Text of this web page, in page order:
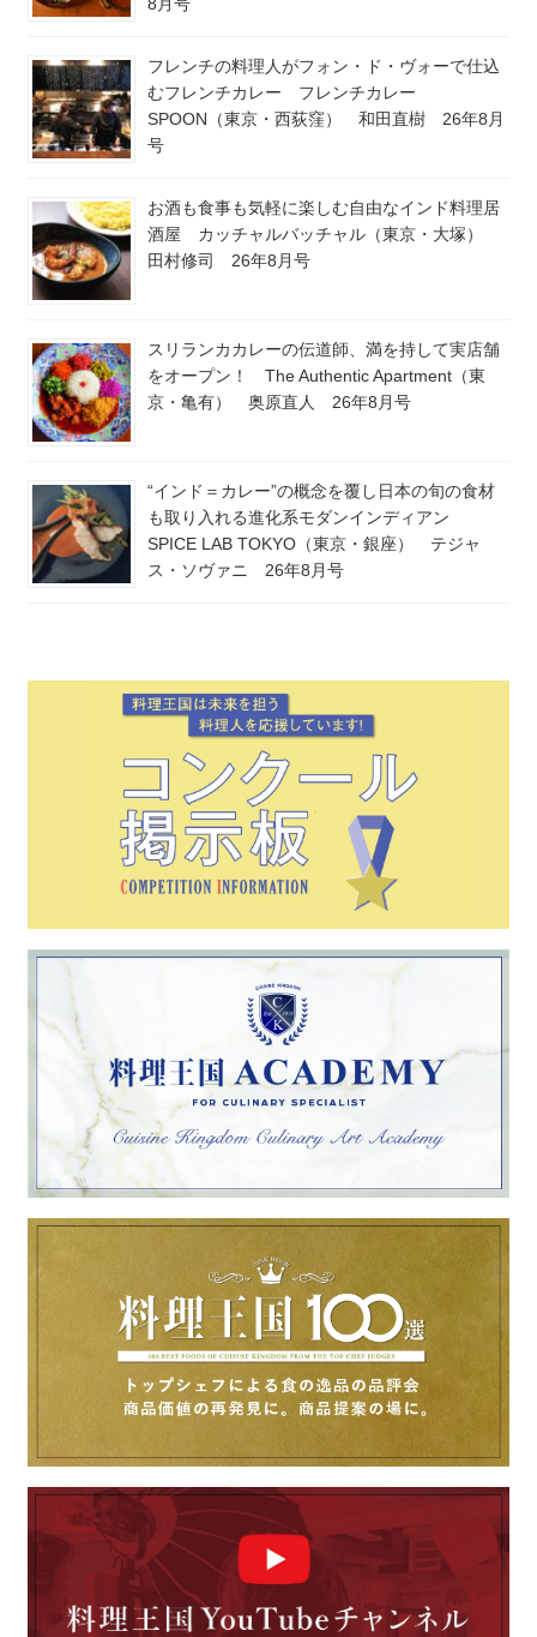
フレンチの料理人がフォン・ド・ヴォーで仕込
むフレンチカレー フレンチカレー
SPOON（東京・西荻窪） 和田直樹 26年8月
号
お酒も食事も気軽に楽しむ自由なインド料理居
酒屋 カッチャルバッチャル（東京・大塚）
田村修司 26年8月号
スリランカカレーの伝道師、満を持して実店舗
をオープン！ The Authentic Apartment（東
京・亀有） 奥原直人 26年8月号
“インド＝カレー”の概念を覆し日本の旬の食材
も取り入れる進化系モダンインディアン
SPICE LAB TOKYO（東京・銀座） テジャ
ス・ソヴァニ 26年8月号